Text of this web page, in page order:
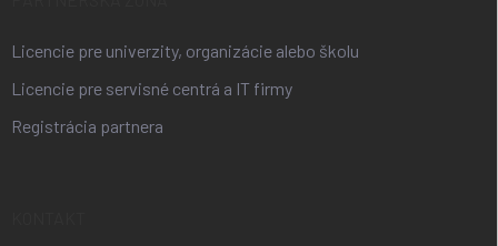
Licencie pre univerzity, organizácie alebo školu
Licencie pre servisné centrá a IT firmy
Registrácia partnera